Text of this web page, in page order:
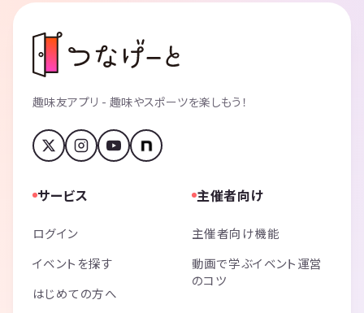
趣味友アプリ - 趣味やスポーツを楽しもう！
サービス
ログイン
イベントを探す
はじめての方へ
主催者向け
主催者向け機能
動画で学ぶイベント運営
のコツ